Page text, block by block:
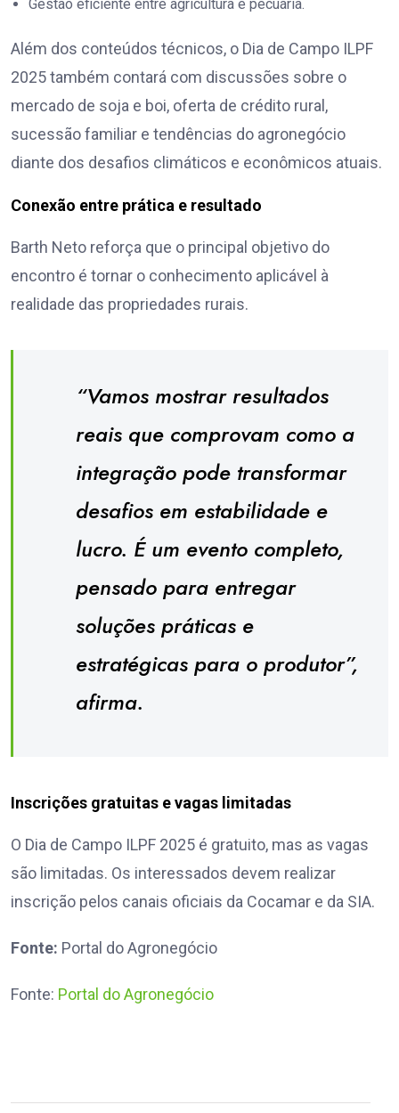
Gestão eficiente entre agricultura e pecuária.
Além dos conteúdos técnicos, o Dia de Campo ILPF
2025 também contará com discussões sobre o
mercado de soja e boi, oferta de crédito rural,
sucessão familiar e tendências do agronegócio
diante dos desafios climáticos e econômicos atuais.
Conexão entre prática e resultado
Barth Neto reforça que o principal objetivo do
encontro é tornar o conhecimento aplicável à
realidade das propriedades rurais.
“Vamos mostrar resultados
reais que comprovam como a
integração pode transformar
desafios em estabilidade e
lucro. É um evento completo,
pensado para entregar
soluções práticas e
estratégicas para o produtor”,
afirma.
Inscrições gratuitas e vagas limitadas
O Dia de Campo ILPF 2025 é gratuito, mas as vagas
são limitadas. Os interessados devem realizar
inscrição pelos canais oficiais da Cocamar e da SIA.
Fonte: Portal do Agronegócio
Fonte: Portal do Agronegócio